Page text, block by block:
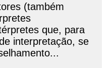
(também
que, para
interpretação, se